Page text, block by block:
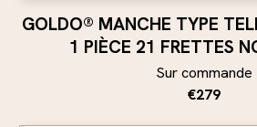
GOLDO® MANCHE TYPE
1 PIÈCE 21 FRETTES
Sur commande
€279